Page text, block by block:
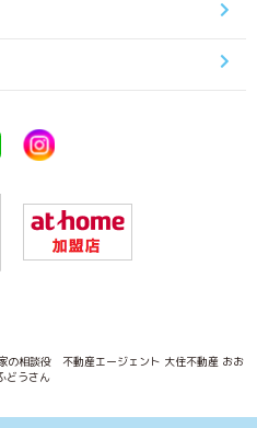
の相談役 不動産エージェント 大住不動産 おお
どうさん